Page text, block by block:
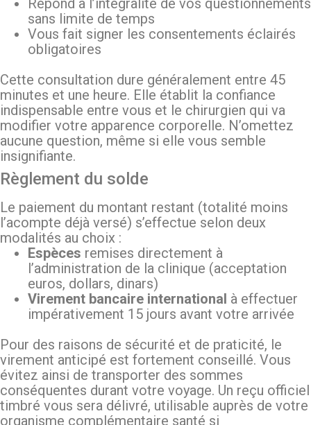
Répond à l’intégralité de vos questionnements
sans limite de temps
Vous fait signer les consentements éclairés
obligatoires
Cette consultation dure généralement entre 45
minutes et une heure. Elle établit la confiance
indispensable entre vous et le chirurgien qui va
modifier votre apparence corporelle. N’omettez
aucune question, même si elle vous semble
insignifiante.
Règlement du solde
Le paiement du montant restant (totalité moins
l’acompte déjà versé) s’effectue selon deux
modalités au choix :
Espèces remises directement à
l’administration de la clinique (acceptation
euros, dollars, dinars)
Virement bancaire international à effectuer
impérativement 15 jours avant votre arrivée
Pour des raisons de sécurité et de praticité, le
virement anticipé est fortement conseillé. Vous
évitez ainsi de transporter des sommes
conséquentes durant votre voyage. Un reçu officiel
timbré vous sera délivré, utilisable auprès de votre
organisme complémentaire santé si